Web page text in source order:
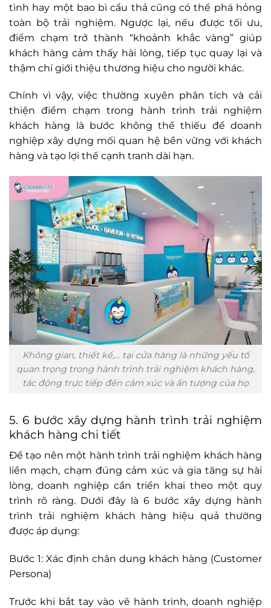
tình hay một bao bì cẩu thả cũng có thể phá hỏng
toàn bộ trải nghiệm. Ngược lại, nếu được tối ưu,
điểm chạm trở thành “khoảnh khắc vàng” giúp
khách hàng cảm thấy hài lòng, tiếp tục quay lại và
thậm chí giới thiệu thương hiệu cho người khác.
Chính vì vậy, việc thường xuyên phân tích và cải
thiện điểm chạm trong hành trình trải nghiệm
khách hàng là bước không thể thiếu để doanh
nghiệp xây dựng mối quan hệ bền vững với khách
hàng và tạo lợi thế cạnh tranh dài hạn.
Không gian, thiết kế,… tại cửa hàng là những yếu tố
quan trọng trong hành trình trải nghiệm khách hàng,
tác động trực tiếp đến cảm xúc và ấn tượng của họ
5. 6 bước xây dựng hành trình trải nghiệm
khách hàng chi tiết
Để tạo nên một hành trình trải nghiệm khách hàng
liền mạch, chạm đúng cảm xúc và gia tăng sự hài
lòng, doanh nghiệp cần triển khai theo một quy
trình rõ ràng. Dưới đây là 6 bước xây dựng hành
trình trải nghiệm khách hàng hiệu quả thường
được áp dụng:
Bước 1: Xác định chân dung khách hàng (Customer
Persona)
Trước khi bắt tay vào vẽ hành trình, doanh nghiệp